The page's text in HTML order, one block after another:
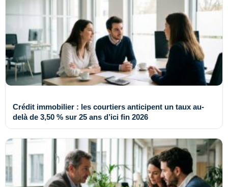
Crédit immobilier : les courtiers anticipent un taux au-
delà de 3,50 % sur 25 ans d’ici fin 2026